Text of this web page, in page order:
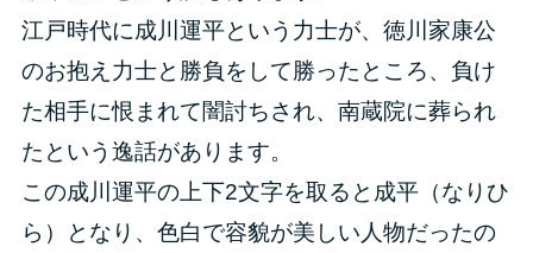
江戸時代に成川運平という力士が、徳川家康公
のお抱え力士と勝負をして勝ったところ、負け
た相手に恨まれて闇討ちされ、南蔵院に葬られ
たという逸話があります。
この成川運平の上下2文字を取ると成平（なりひ
ら）となり、色白で容貌が美しい人物だったの